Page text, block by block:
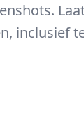
inclusief